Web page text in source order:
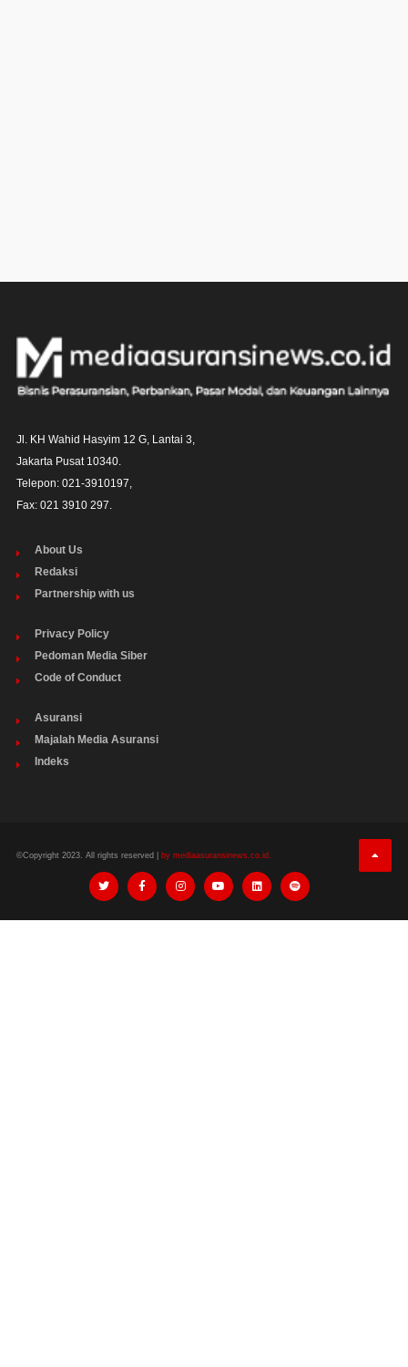
Jl. KH Wahid Hasyim 12 G, Lantai 3,
Jakarta Pusat 10340.
Telepon: 021-3910197,
Fax: 021 3910 297.
About Us
Redaksi
Partnership with us
Privacy Policy
Pedoman Media Siber
Code of Conduct
Asuransi
Majalah Media Asuransi
Indeks
©Copyright 2023. All rights reserved | by mediaasuransinews.co.id.